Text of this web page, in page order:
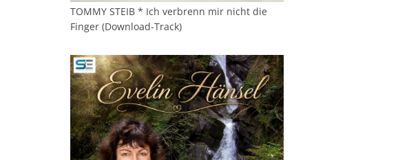
TOMMY STEIB * Ich verbrenn mir nicht die
Finger (Download-Track)